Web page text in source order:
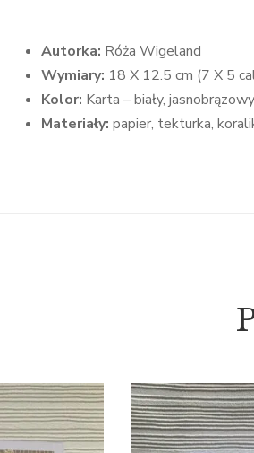
Autorka: Róża Wigeland
Wymiary: 18 X 12.5 cm (7 X 5
Kolor: Karta – biały,
Materiały: papier, tekturka,